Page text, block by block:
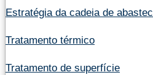
Estratégia da cadeia de
Tratamento térmico
Tratamento de superfície